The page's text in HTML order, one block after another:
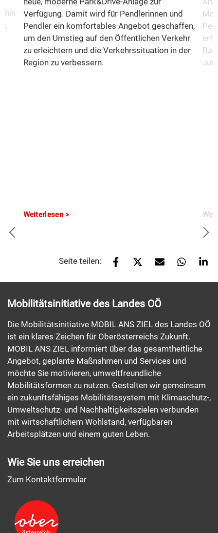
Verfügung. Damit wird für Pendlerinnen und
Pendler ein komfortables Angebot geschaffen,
um den Umstieg auf den Öffentlichen Verkehr
zu erleichtern und die Verkehrssituation in der
Region zu verbessern.
Weiterlesen
Seite teilen:
Mobilitätsinitiative des Landes OÖ
Die Mobilitätsinitiative MOBIL ANS ZIEL des Landes OÖ
ist ein klares Zeichen für Oberösterreichs Zukunft.
MOBIL ANS ZIEL informiert über das gesamtheitliche
Angebot, geplante Maßnahmen und Services und
möchte Sie motivieren, umweltfreundliche
Mobilitätsformen zu nutzen. Gestalten wir gemeinsam
ein zukunftsfähiges Mobilitätssystem mit Klimaschutz-,
Umweltschutz- und Nachhaltigkeitszielen verbunden
mit wirtschaftlichem Wohlstand, verfügbaren
Arbeitsplätzen und einem guten Leben.
Wie Sie uns erreichen
Zum Kontaktformular